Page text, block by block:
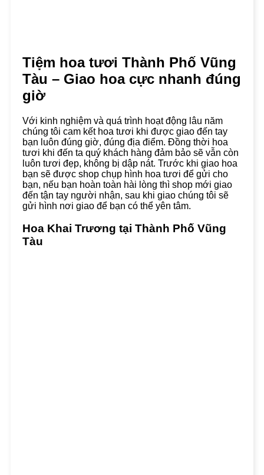
Tiệm hoa tươi Thành Phố Vũng
Tàu – Giao hoa cực nhanh đúng
giờ
Với kinh nghiệm và quá trình hoạt động lâu năm
chúng tôi cam kết hoa tươi khi được giao đến tay
bạn luôn đúng giờ, đúng địa điểm. Đồng thời hoa
tươi khi đến ta quý khách hàng đảm bảo sẽ vẫn còn
luôn tươi đẹp, không bị dập nát. Trước khi giao hoa
bạn sẽ được shop chụp hình hoa tươi để gửi cho
bạn, nếu bạn hoàn toàn hài lòng thì shop mới giao
đến tận tay người nhận, sau khi giao chúng tôi sẽ
gửi hình nơi giao để bạn có thể yên tâm.
Hoa Khai Trương tại Thành Phố Vũng
Tàu